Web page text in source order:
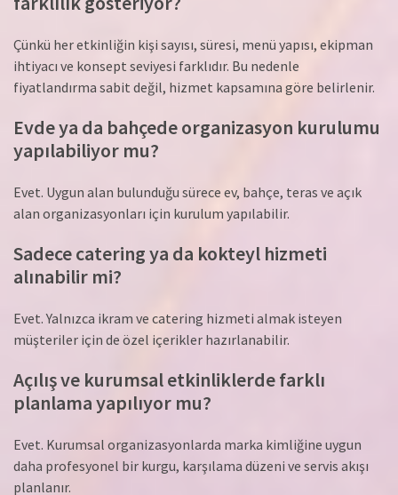
Çünkü her etkinliğin kişi sayısı, süresi, menü yapısı, ekipman
ihtiyacı ve konsept seviyesi farklıdır. Bu nedenle
fiyatlandırma sabit değil, hizmet kapsamına göre belirlenir.
Evde ya da bahçede organizasyon kurulumu
yapılabiliyor mu?
Evet. Uygun alan bulunduğu sürece ev, bahçe, teras ve açık
alan organizasyonları için kurulum yapılabilir.
Sadece catering ya da kokteyl hizmeti
alınabilir mi?
Evet. Yalnızca ikram ve catering hizmeti almak isteyen
müşteriler için de özel içerikler hazırlanabilir.
Açılış ve kurumsal etkinliklerde farklı
planlama yapılıyor mu?
Evet. Kurumsal organizasyonlarda marka kimliğine uygun
daha profesyonel bir kurgu, karşılama düzeni ve servis akışı
planlanır.